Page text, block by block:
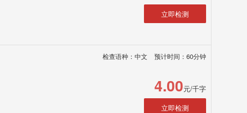
立即检测
检查语种：中文 预计时间：60分钟
4.00元/千字
立即检测